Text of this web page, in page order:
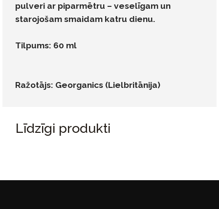
pulveri ar piparmētru – veselīgam un
starojošam smaidam katru dienu.
Tilpums: 60 ml
Ražotājs: Georganics (Lielbritānija)
Līdzīgi produkti